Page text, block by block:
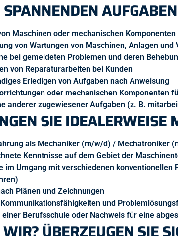
Maschinen oder mechanischen
von Wartungen von Maschinen, Anlagen
bei gemeldeten Problemen und deren
von Reparaturarbeiten bei Kunden
Erledigen von Aufgaben nach Anweisung
oder mechanischen Komponenten
anderer zugewiesener Aufgaben (z. B.
SIE IDEALERWEISE
als Mechaniker (m/w/d) / Mechatroniker
Kenntnisse auf dem Gebiet der
im Umgang mit verschiedenen
Plänen und Zeichnungen
und
einer Berufsschule oder Nachweis für eine